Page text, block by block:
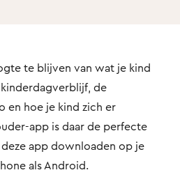
te blijven van wat je kind
de
en hoe je kind zich er
app is daar de perfecte
app downloaden op je
als Android.